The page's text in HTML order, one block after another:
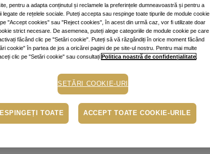
pentru a adapta conținutul și reclamele la preferințele dumneavoastră și pentru a
legate de rețelele sociale. Puteți accepta sau respinge toate tipurile de module cookie
"Accept cookies" sau "Reject cookies", în acest din urmă caz, vor fi utilizate doar
strict necesare. De asemenea, puteți alege categoriile de module cookie pe care
făcând clic pe "Setări cookie". Puteți să vă răzgândiți în orice moment făcând
cookie" în partea de jos a oricărei pagini de pe site-ul nostru. Pentru mai multe
clic pe "Setări cookie" sau consultațiPolitica noastră de confidențialitate
SETĂRI COOKIE-URI
TOATE ACCEPT TOATE COOKIE-URILE